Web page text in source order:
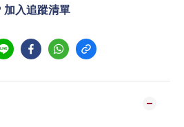
加入追蹤清單